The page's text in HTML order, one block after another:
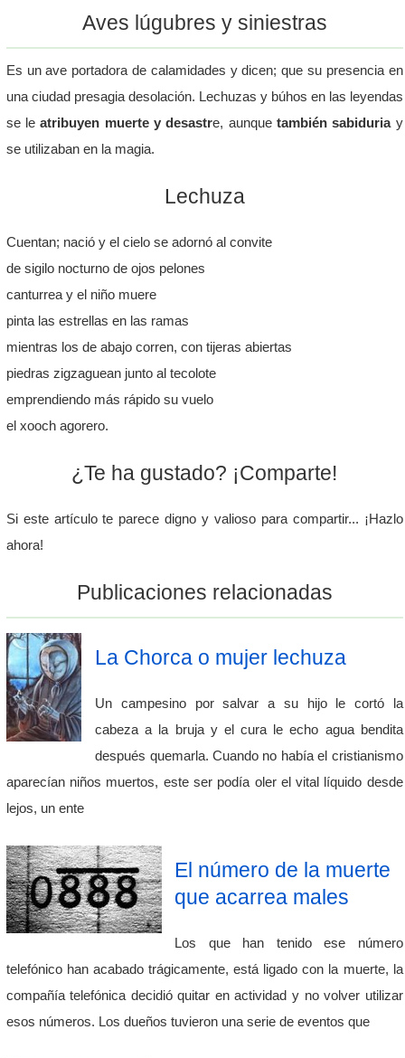
Aves lúgubres y siniestras
Es un ave portadora de calamidades y dicen; que su presencia en
una ciudad presagia desolación. Lechuzas y búhos en las leyendas
se leatribuyen muerte y desastre, aunquetambién sabiduriay
se utilizaban en la magia.
Lechuza
Cuentan; nació y el cielo se adornó al convite
de sigilo nocturno de ojos pelones
canturrea y el niño muere
pinta las estrellas en las ramas
mientras los de abajo corren, con tijeras abiertas
piedras zigzaguean junto al tecolote
emprendiendo más rápido su vuelo
el xooch agorero.
¿Te ha gustado? ¡Comparte!
Si este artículo te parece digno y valioso para compartir... ¡Hazlo
ahora!
Publicaciones relacionadas
La Chorca o mujer lechuza
Un campesino por salvar a su hijo le cortó la
cabeza a la bruja y el cura le echo agua bendita
después quemarla. Cuando no había el cristianismo
aparecían niños muertos, este ser podía oler el vital líquido desde
lejos, un ente
El número de la muerte
que acarrea males
Los que han tenido ese número
telefónico han acabado trágicamente, está ligado con la muerte, la
compañía telefónica decidió quitar en actividad y no volver utilizar
esos números. Los dueños tuvieron una serie de eventos que